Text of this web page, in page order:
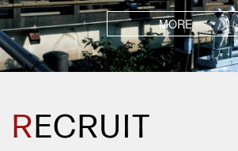
MORE
RECRUIT